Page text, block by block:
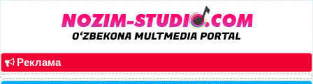
Реклама